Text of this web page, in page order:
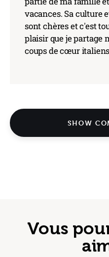
vacances. Sa culture
sont chères et c'est
plaisir que je partage
coups de cœur
SHOW
Vous